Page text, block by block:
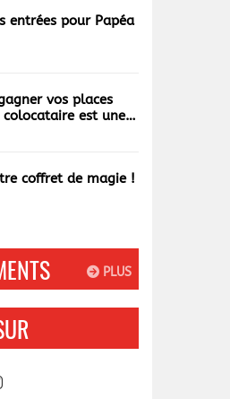
entrées pour Papéa
vos places
est une
coffret de magie !
PLUS